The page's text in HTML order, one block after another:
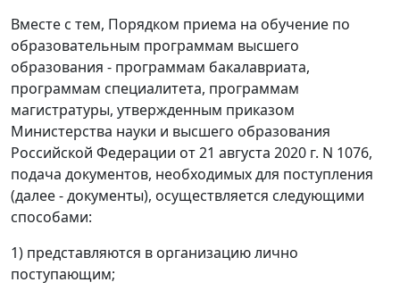
Вместе с тем, Порядком приема на обучение по
образовательным программам высшего
образования - программам бакалавриата,
программам специалитета, программам
магистратуры, утвержденным приказом
Министерства науки и высшего образования
Российской Федерации от 21 августа 2020 г. N 1076,
подача документов, необходимых для поступления
(далее - документы), осуществляется следующими
способами:
1) представляются в организацию лично
поступающим;